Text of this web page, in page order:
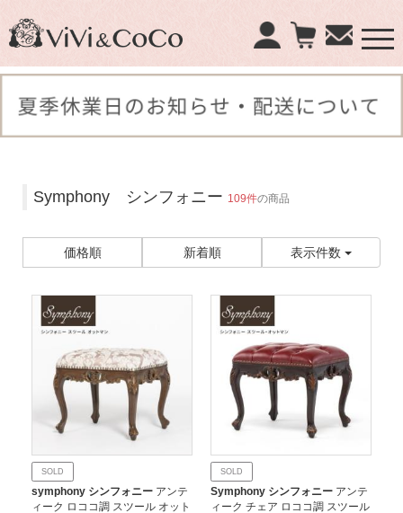
Symphony シンフォニー 109件の商品
価格順 新着順 表示件数
SOLD
symphony シンフォニー アンテ
ィーク ロココ調 スツール オット
SOLD
Symphony シンフォニー アンテ
ィーク チェア ロココ調 スツール
×
商品検索：